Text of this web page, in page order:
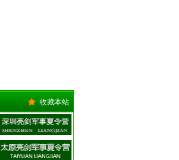
收藏本站